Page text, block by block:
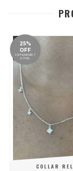
25%
OFF
comprando 1
o más
COLLAR